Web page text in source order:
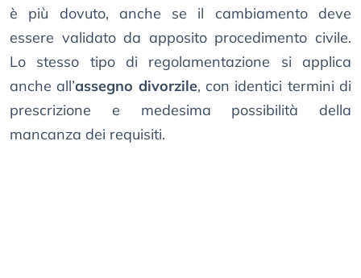
è più dovuto, anche se il cambiamento deve
essere validato da apposito procedimento civile.
Lo stesso tipo di regolamentazione si applica
anche all’assegno divorzile, con identici termini di
prescrizione e medesima possibilità della
mancanza dei requisiti.